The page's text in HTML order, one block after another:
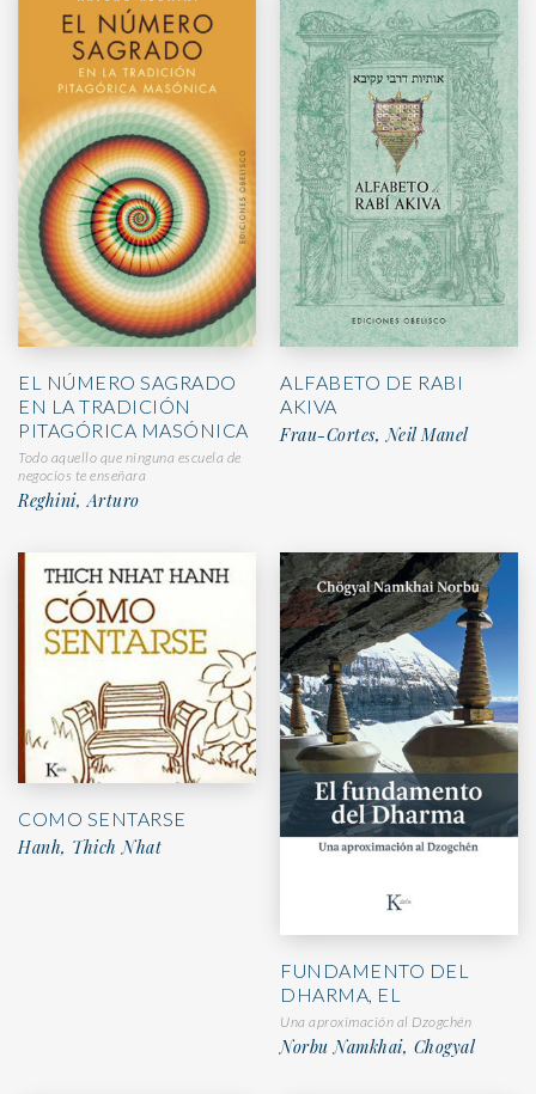
EL NÚMERO SAGRADO
EN LA TRADICIÓN
PITAGÓRICA MASÓNICA
Todo aquello que ninguna escuela de
negocios te enseñara
Reghini, Arturo
ALFABETO DE RABI
AKIVA
Frau-Cortes, Neil Manel
COMO SENTARSE
Hanh, Thich Nhat
FUNDAMENTO DEL
DHARMA, EL
Una aproximación al Dzogchén
Norbu Namkhai, Chogyal